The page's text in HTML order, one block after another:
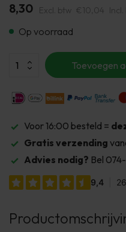
8,30 Excl. btw €10,04
Op voorraad
Toevoegen
Voor 16:00 besteld =
Gratis verzending
Advies nodig? Bel